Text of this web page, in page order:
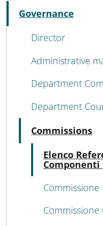
Governance
Active
Director
Administrative
Department
Department
Commissions
Active
Elenco
Componenti
Commissione